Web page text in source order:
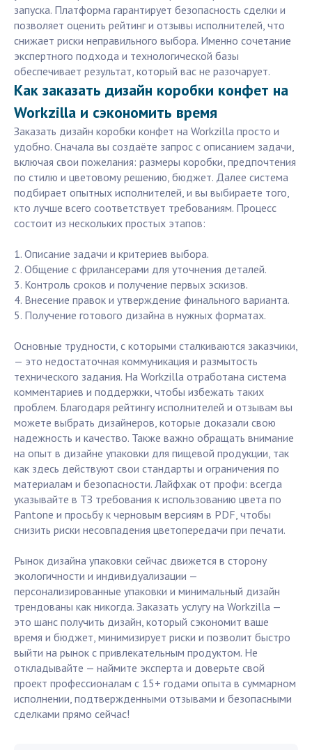
запуска. Платформа гарантирует безопасность сделки и
позволяет оценить рейтинг и отзывы исполнителей, что
снижает риски неправильного выбора. Именно сочетание
экспертного подхода и технологической базы
обеспечивает результат, который вас не разочарует.
Как заказать дизайн коробки конфет на
Workzilla и сэкономить время
Заказать дизайн коробки конфет на Workzilla просто и
удобно. Сначала вы создаёте запрос с описанием задачи,
включая свои пожелания: размеры коробки, предпочтения
по стилю и цветовому решению, бюджет. Далее система
подбирает опытных исполнителей, и вы выбираете того,
кто лучше всего соответствует требованиям. Процесс
состоит из нескольких простых этапов:
1. Описание задачи и критериев выбора.
2. Общение с фрилансерами для уточнения деталей.
3. Контроль сроков и получение первых эскизов.
4. Внесение правок и утверждение финального варианта.
5. Получение готового дизайна в нужных форматах.
Основные трудности, с которыми сталкиваются заказчики,
— это недостаточная коммуникация и размытость
технического задания. На Workzilla отработана система
комментариев и поддержки, чтобы избежать таких
проблем. Благодаря рейтингу исполнителей и отзывам вы
можете выбрать дизайнеров, которые доказали свою
надежность и качество. Также важно обращать внимание
на опыт в дизайне упаковки для пищевой продукции, так
как здесь действуют свои стандарты и ограничения по
материалам и безопасности. Лайфхак от профи: всегда
указывайте в ТЗ требования к использованию цвета по
Pantone и просьбу к черновым версиям в PDF, чтобы
снизить риски несовпадения цветопередачи при печати.
Рынок дизайна упаковки сейчас движется в сторону
экологичности и индивидуализации —
персонализированные упаковки и минимальный дизайн
трендованы как никогда. Заказать услугу на Workzilla —
это шанс получить дизайн, который сэкономит ваше
время и бюджет, минимизирует риски и позволит быстро
выйти на рынок с привлекательным продуктом. Не
откладывайте — наймите эксперта и доверьте свой
проект профессионалам с 15+ годами опыта в суммарном
исполнении, подтвержденными отзывами и безопасными
сделками прямо сейчас!